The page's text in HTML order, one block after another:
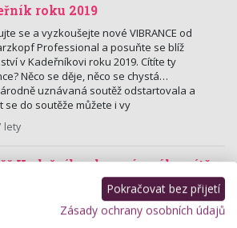
roku 2019
se a vyzkoušejte nové VIBRANCE od
Professional a posuňte se blíž
v Kadeřníkovi roku 2019. Cítíte ty
Něco se děje, něco se chystá…
uznávaná soutěž odstartovala a
se do soutěže můžete i vy
lety
Kadeřník roku zná svého vítěze
roku 2017 se stal Igor
Foru Karlín proběhlo v sobotu
Pokračovat bez přijetí
Zásady ochrany osobních údajů